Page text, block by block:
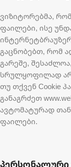
ვიზიტორებმა,
ფაილები, ისე
გაცნობებთ, რომ
გარეშე,
სრულყოფილად არ
თუ თქვენ Cookie
განაგრძეთ
ავტომატურად
ფაილები.
პერსონალური